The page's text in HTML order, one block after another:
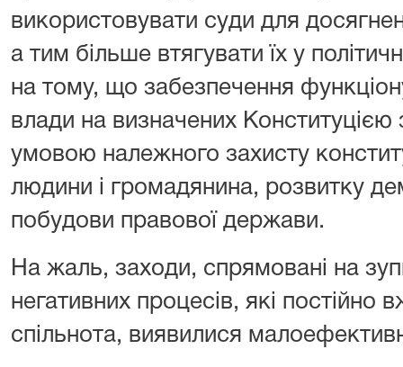
використовувати суди для
а тим більше втягувати їх у
на тому, що забезпечення
влади на визначених
умовою належного захисту
людини і громадянина, розвитку
побудови правової держави.
На жаль, заходи, спрямовані на
негативних процесів, які постійно
спільнота, виявилися